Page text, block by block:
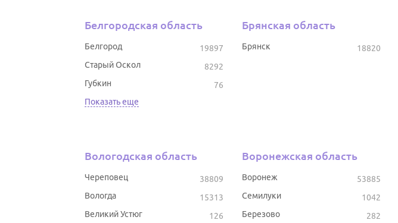
Белгородская область
19897
Белгород
8292
Старый Оскол
76
Губкин
Показать еще
Брянская область
18820
Брянск
Вологодская область
38809
Череповец
15313
Вологда
126
Великий Устюг
Воронежская область
53885
Воронеж
1042
Семилуки
282
Березово